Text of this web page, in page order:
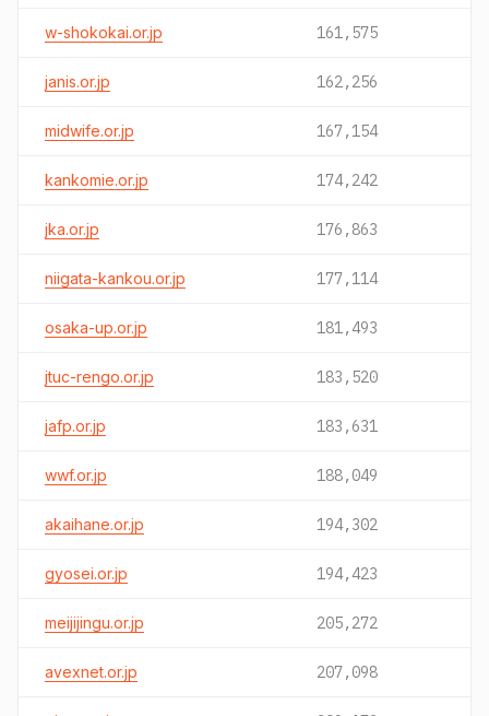
w-shokokai.or.jp 161,575
janis.or.jp 162,256
midwife.or.jp 167,154
kankomie.or.jp 174,242
jka.or.jp 176,863
niigata-kankou.or.jp 177,114
osaka-up.or.jp 181,493
jtuc-rengo.or.jp 183,520
jafp.or.jp 183,631
wwf.or.jp 188,049
akaihane.or.jp 194,302
gyosei.or.jp 194,423
meijijingu.or.jp 205,272
avexnet.or.jp 207,098